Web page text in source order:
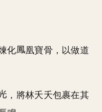
化
凰寶骨，以做道
，將林夭夭包裹在其